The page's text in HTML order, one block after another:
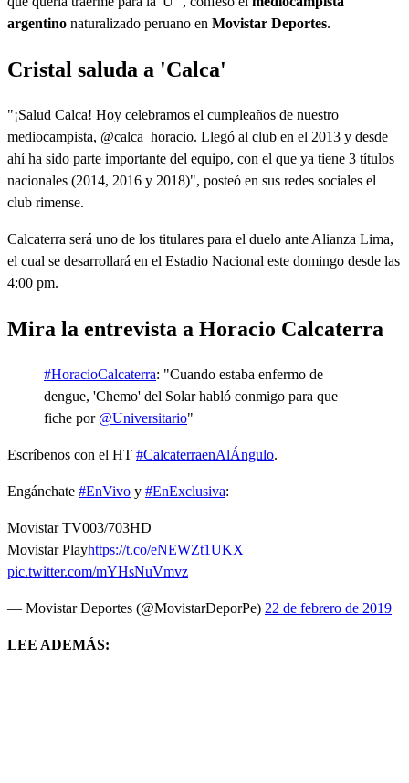
argentino naturalizado peruano en Movistar Deportes.
Cristal saluda a 'Calca'
"¡Salud Calca! Hoy celebramos el cumpleaños de nuestro
mediocampista, @calca_horacio. Llegó al club en el 2013 y desde
ahí ha sido parte importante del equipo, con el que ya tiene 3 títulos
nacionales (2014, 2016 y 2018)", posteó en sus redes sociales el
club rimense.
Calcaterra será uno de los titulares para el duelo ante Alianza Lima,
el cual se desarrollará en el Estadio Nacional este domingo desde las
4:00 pm.
Mira la entrevista a Horacio Calcaterra
#HoracioCalcaterra: "Cuando estaba enfermo de
dengue, 'Chemo' del Solar habló conmigo para que
fiche por @Universitario"
Escríbenos con el HT #CalcaterraenAlÁngulo.
Engánchate #EnVivo y #EnExclusiva:
Movistar TV003/703HD
Movistar Playhttps://t.co/eNEWZt1UKX
pic.twitter.com/mYHsNuVmvz
— Movistar Deportes (@MovistarDeporPe) 22 de febrero de 2019
LEE ADEMÁS: